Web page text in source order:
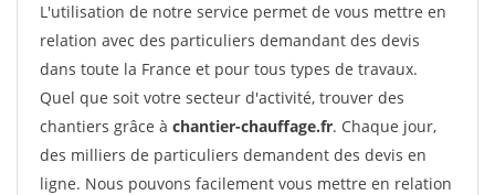
L'utilisation de notre service permet de vous mettre en
relation avec des particuliers demandant des devis
dans toute la France et pour tous types de travaux.
Quel que soit votre secteur d'activité, trouver des
chantiers grâce à chantier-chauffage.fr. Chaque jour,
des milliers de particuliers demandent des devis en
ligne. Nous pouvons facilement vous mettre en relation